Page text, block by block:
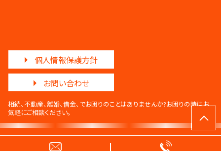
個人情報保護方針
お問い合わせ
相続、不動産、離婚、借金、でお困りのことはありませんか?お困りの時はお
気軽にご相談ください。
© 調和法律事務所・調和法務事務所